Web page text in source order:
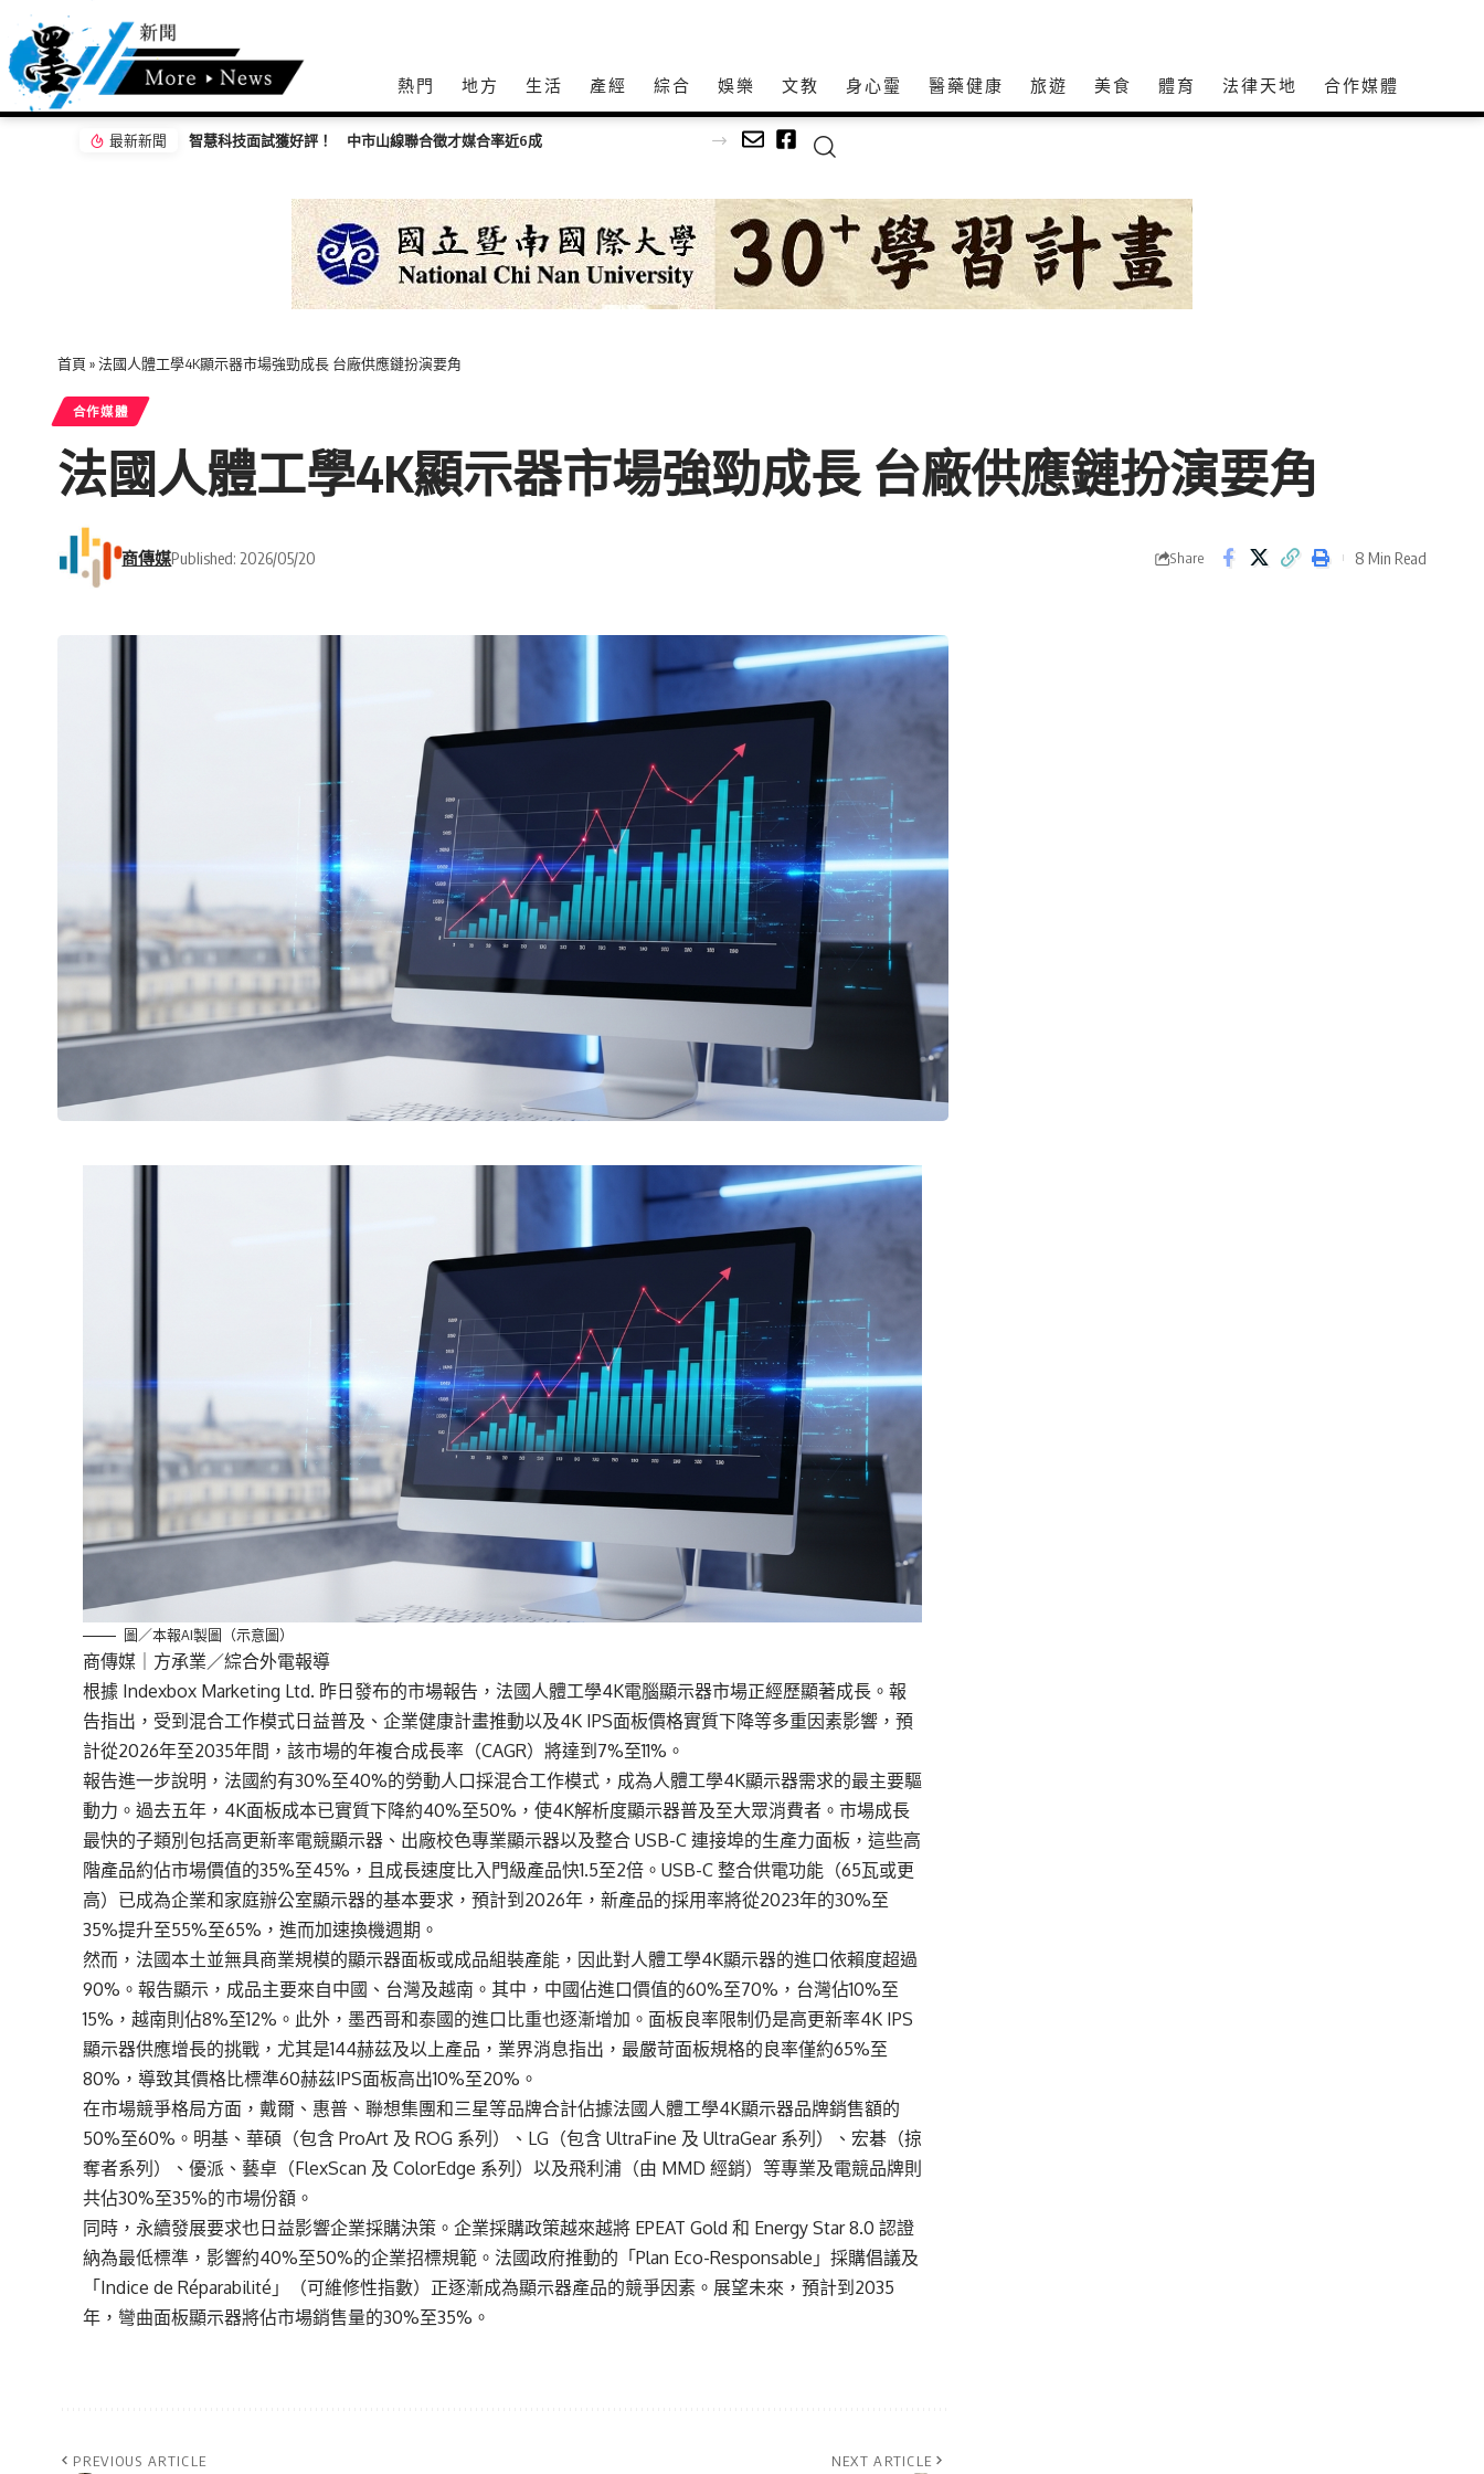
熱門 地方 生活 產經 綜合 娛樂 文教 身心𩆜 醫藥健康 旅遊 美食 體育 法律天地 合作媒體
最新新聞 智慧科技面試獲好評！ 中市山線聯合徵才媒合率近6成
首頁 »法國人體工學4K顯示器市場強勁成長 台廠供應鏈扮演要角
合作媒體
法國人體工學4K顯示器市場強勁成長 台廠供應鏈扮演要角
商傳媒Published: 2026/05/20 Share 8 Min Read
圖／本報AI製圖（示意圖）
商傳媒 ｜方承業／綜合外電報導
根據 Indexbox Marketing Ltd. 昨日發布的市場報告，法國人體工學4K電腦顯示器市場正經歷顯著成長。報
告指出，受到混合工作模式日益普及、企業健康計畫推動以及4K IPS面板價格實質下降等多重因素影響，預
計從2026年至2035年間，該市場的年複合成長率（CAGR）將達到7%至11%。
報告進一步說明，法國約有30%至40%的勞動人口採混合工作模式，成為人體工學4K顯示器需求的最主要驅
動力。過去五年，4K面板成本已實質下降約40%至50%，使4K解析度顯示器普及至大眾消費者。市場成長
最快的子類別包括高更新率電競顯示器、出廠校色專業顯示器以及整合 USB-C 連接埠的生產力面板，這些高
階產品約佔市場價值的35%至45%，且成長速度比入門級產品快1.5至2倍。USB-C 整合供電功能（65瓦或更
高）已成為企業和家庭辦公室顯示器的基本要求，預計到2026年，新產品的採用率將從2023年的30%至
35%提升至55%至65%，進而加速換機週期。
然而，法國本土並無具商業規模的顯示器面板或成品組裝產能，因此對人體工學4K顯示器的進口依賴度超過
90%。報告顯示，成品主要來自中國、台灣及越南。其中，中國佔進口價值的60%至70%，台灣佔10%至
15%，越南則佔8%至12%。此外，墨西哥和泰國的進口比重也逐漸增加。面板良率限制仍是高更新率4K IPS
顯示器供應增長的挑戰，尤其是144赫茲及以上產品，業界消息指出，最嚴苛面板規格的良率僅約65%至
80%，導致其價格比標準60赫茲IPS面板高出10%至20%。
在市場競爭格局方面，戴爾、惠普、聯想集團和三星等品牌合計佔據法國人體工學4K顯示器品牌銷售額的
50%至60%。明基、華碩（包含 ProArt 及 ROG 系列）、LG（包含 UltraFine 及 UltraGear 系列）、宏碁（掠
奪者系列）、優派、藝卓（FlexScan 及 ColorEdge 系列）以及飛利浦（由 MMD 經銷）等專業及電競品牌則
共佔30%至35%的市場份額。
同時，永續發展要求也日益影響企業採購決策。企業採購政策越來越將 EPEAT Gold 和 Energy Star 8.0 認證
納為最低標準，影響約40%至50%的企業招標規範。法國政府推動的「Plan Eco-Responsable」採購倡議及
「Indice de Réparabilité」（可維修性指數）正逐漸成為顯示器產品的競爭因素。展望未來，預計到2035
年，彎曲面板顯示器將佔市場銷售量的30%至35%。
PREVIOUS ARTICLE NEXT ARTICLE